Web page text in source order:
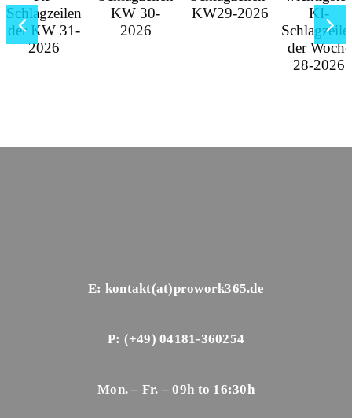
E: kontakt(at)prowork365.de
P: (+49) 04181-360254
Mon. – Fr. – 09h to 16:30h